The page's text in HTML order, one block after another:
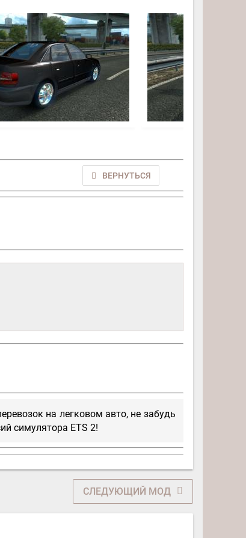
ВЕРНУТЬСЯ
на легковом авто, не забудь
симулятора ETS 2!
СЛЕДУЮЩИЙ МОД